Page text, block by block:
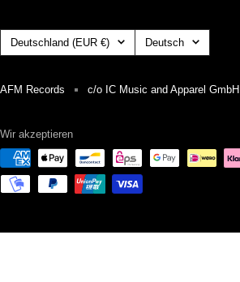
Land/Region Deutschland (EUR €) Sprache
Deutsch
AFM Records c/o IC Music and Apparel GmbH
Wir akzeptieren